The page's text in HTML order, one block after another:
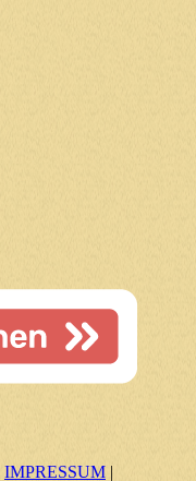
IMPRESSUM |